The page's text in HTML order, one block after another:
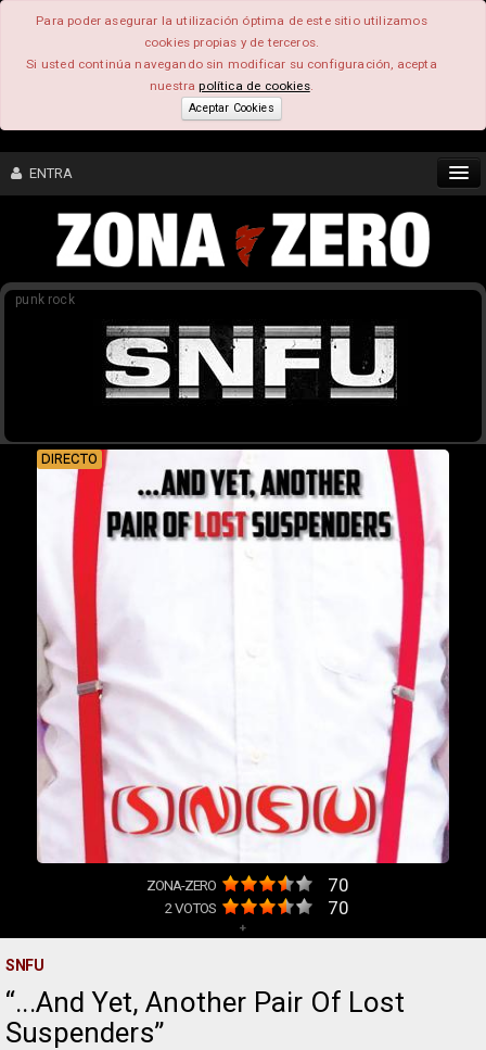
Para poder asegurar la utilización óptima de este sitio utilizamos
cookies propias y de terceros.
Si usted continúa navegando sin modificar su configuración, acepta
nuestrapolítica de cookies.
Aceptar Cookies
ENTRA
CONTENIDO
COMUNIDAD
FEEEDBACK
punk rock
DIRECTO
ZONA-ZERO 70
2VOTOS 70
+
SNFU
...And Yet, Another Pair Of Lost
Suspenders